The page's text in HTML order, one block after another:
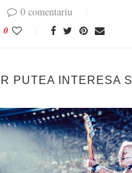
0 comentariu
0
PUTEA INTERESA SI